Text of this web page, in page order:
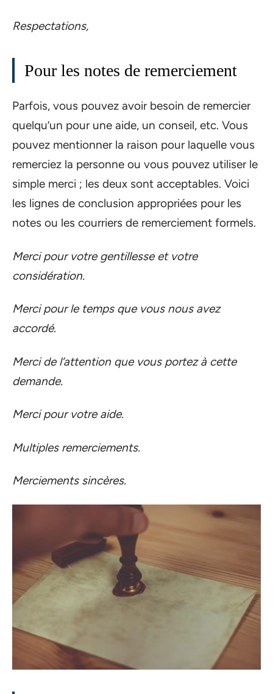
Respectations,
Pour les notes de remerciement
Parfois, vous pouvez avoir besoin de remercier
quelqu’un pour une aide, un conseil, etc. Vous
pouvez mentionner la raison pour laquelle vous
remerciez la personne ou vous pouvez utiliser le
simple merci ; les deux sont acceptables. Voici
les lignes de conclusion appropriées pour les
notes ou les courriers de remerciement formels.
Merci pour votre gentillesse et votre
considération.
Merci pour le temps que vous nous avez
accordé.
Merci de l’attention que vous portez à cette
demande.
Merci pour votre aide.
Multiples remerciements.
Merciements sincères.